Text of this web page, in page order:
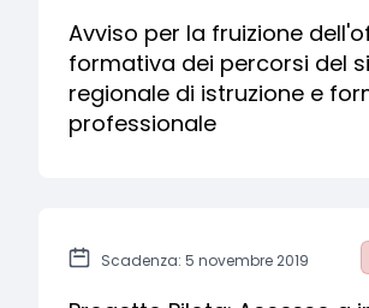
Avviso per la fruizione
formativa dei percorsi del
regionale di istruzione e
professionale
Scadenza: 5 novembre 2019